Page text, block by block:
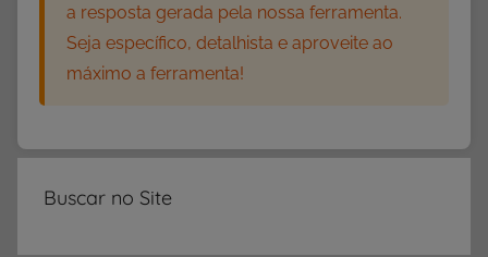
a resposta gerada pela nossa ferramenta.
Seja específico, detalhista e aproveite ao
máximo a ferramenta!
Buscar no Site